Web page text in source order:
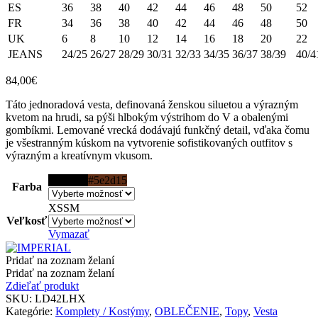
ES
36 38 40 42 44 46 48 50
52
FR
34 36 38 40 42 44 46 48
50
UK
6 8 10 12 14 16 18 20
22
JEANS
24/25 26/27 28/29 30/31 32/33 34/35 36/37 38/39 40/
84,00€
Táto jednoradová vesta, definovaná ženskou siluetou a výrazným
kvetom na hrudi, sa pýši hlbokým výstrihom do V a obalenými
gombíkmi. Lemované vrecká dodávajú funkčný detail, vďaka čomu
je všestranným kúskom na vytvorenie sofistikovaných outfitov s
výrazným a kreatívnym vkusom.
Farba
#5e2d15
Veľkosť
XSSM
Vymazať
Pridať na zoznam želaní
Pridať na zoznam želaní
Zdieľať produkt
SKU: LD42LHX
Kategórie: Komplety / Kostýmy, OBLEČENIE, Topy, Vesta